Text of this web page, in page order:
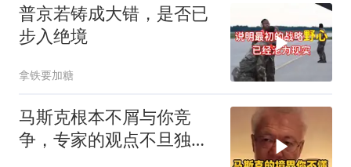
普京若铸成大错，是否已
步入绝境
拿铁要加糖
马斯克根本不屑与你竞
争，专家的观点不旦独到